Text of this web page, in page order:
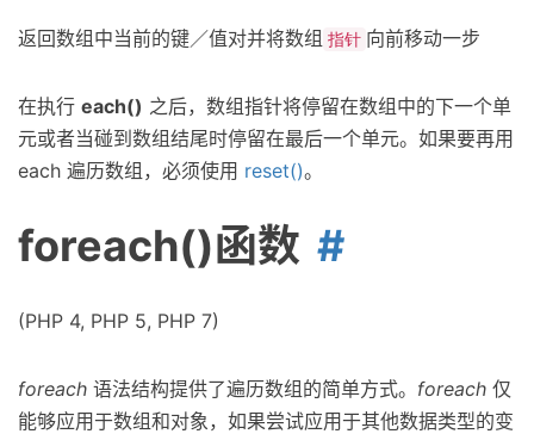
返回数组中当前的键／值对并将数组 指针 向前移动一步
在执行 each() 之后，数组指针将停留在数组中的下一个单
元或者当碰到数组结尾时停留在最后一个单元。如果要再用
each 遍历数组，必须使用 reset()。
foreach()函数
(PHP 4, PHP 5, PHP 7)
foreach 语法结构提供了遍历数组的简单方式。 foreach 仅
能够应用于数组和对象，如果尝试应用于其他数据类型的变